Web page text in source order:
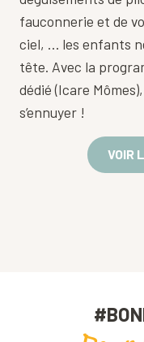
fauconnerie et de
ciel, … les enfants
tête. Avec la
dédié (Icare
s’ennuyer !
VOIR